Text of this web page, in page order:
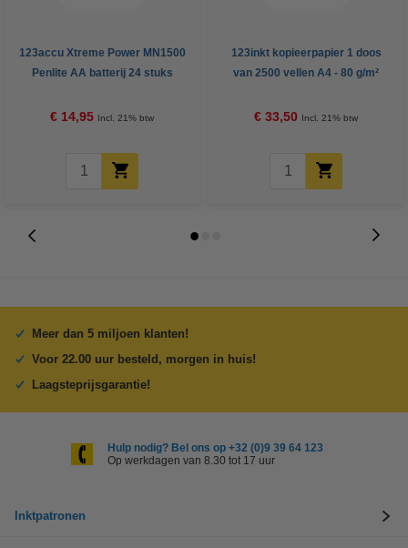
123accu Xtreme Power MN1500
Penlite AA batterij 24 stuks
€ 14,95 Incl. 21% btw
123inkt kopieerpapier 1 doos
van 2500 vellen A4 - 80 g/m²
€ 33,50 Incl. 21% btw
Meer dan 5 miljoen klanten!
Voor 22.00 uur besteld, morgen in huis!
Laagsteprijsgarantie!
Hulp nodig? Bel ons op +32 (0)9 39 64 123
Op werkdagen van 8.30 tot 17 uur
Inktpatronen